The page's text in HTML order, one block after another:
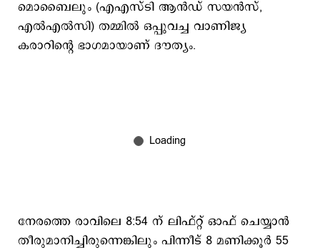
മൊബൈലും (എ‌എസ്‌ടി ആൻഡ് സയൻസ്,
എൽ‌എൽ‌സി) തമ്മിൽ ഒപ്പുവച്ച വാണിജ്യ
കരാറിന്റെ ഭാഗമായാണ് ദൗത്യം.
നേരത്തെ രാവിലെ 8:54 ന് ലിഫ്റ്റ് ഓഫ് ചെയ്യാൻ
തീരുമാനിച്ചിരുന്നെങ്കിലും പിന്നീട് 8 മണിക്കൂർ 55